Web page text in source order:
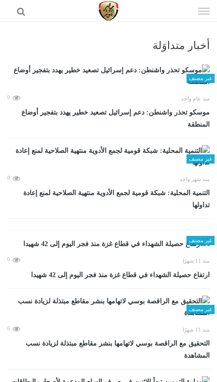
الى
أخبار متداوَلة
غير مصنف
منذ عام واحد 0
موسكو تحذر واشنطن: دعم إسرائيل تصعيد خطير يهدد بتفجير أوضاع
المنطقة
غير مصنف
منذ شهر واحد 0
التنمية المحلية: شبكة قومية لجمع الأدوية منتهية الصلاحية لمنع إعادة
تداولها
غير مصنف
منذ 11 شهرًا 0
ارتفاع حصيلة الشهداء في قطاع غزة منذ فجر اليوم إلى 42 شهيدا
غير مصنف
منذ 11 شهرًا 0
التحقيق مع الراقصة بوسي لاتهامها بنشر مقاطع مبتذلة لزيادة نسب
المشاهدة